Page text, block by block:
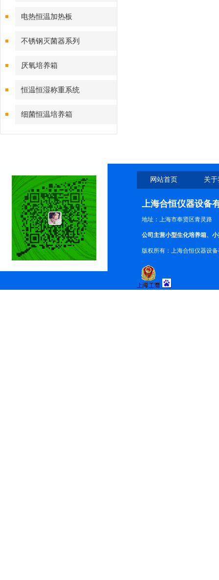
电热恒温加热板
不锈钢灭菌器系列
厌氧培养箱
恒温恒湿称重系统
细菌恒温培养箱
网站首页 关
上海合恒仪器设备
地址：上海市奉贤区青灵路
公司主营小型生化培养箱、
版权所有：上海合恒仪器设